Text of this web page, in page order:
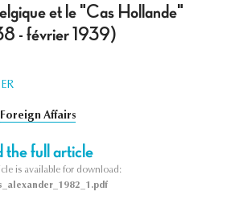
et le "Cas Hollande"
- février 1939)
Foreign Affairs
the full article
is available for download: